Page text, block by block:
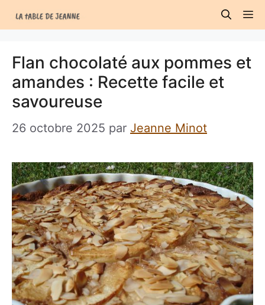
au
Flan chocolaté aux pommes et
amandes : Recette facile et
savoureuse
26 octobre 2025 par Jeanne Minot